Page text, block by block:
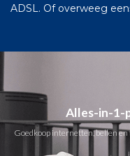
ADSL. Of overweeg
Alles-in-1-
Goedkoop internetten, bellen